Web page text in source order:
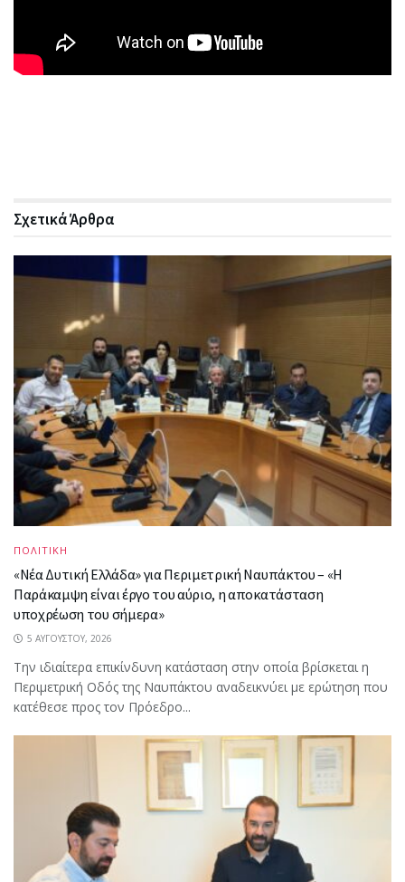
ΣχετικάΆρθρα
ΠΟΛΙΤΙΚΗ
«Νέα Δυτική Ελλάδα» για Περιμετρική Ναυπάκτου – «Η
Παράκαμψη είναι έργο του αύριο, η αποκατάσταση
υποχρέωση του σήμερα»
5 ΑΥΓΟΎΣΤΟΥ, 2026
Την ιδιαίτερα επικίνδυνη κατάσταση στην οποία βρίσκεται η
Περιμετρική Οδός της Ναυπάκτου αναδεικνύει με ερώτηση που
κατέθεσε προς τον Πρόεδρο...